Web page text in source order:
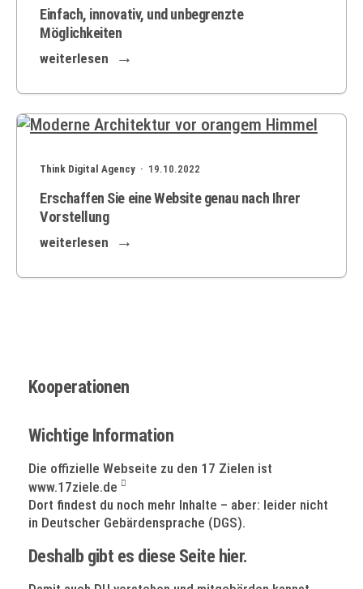
Einfach, innovativ, und unbegrenzte
Möglichkeiten
weiterlesen
Think Digital Agency · 19.10.2022
Erschaffen Sie eine Website genau nach Ihrer
Vorstellung
weiterlesen
Kooperationen
Wichtige Information
Die offizielle Webseite zu den 17 Zielen ist
www.17ziele.de
Dort findest du noch mehr Inhalte – aber: leider nicht
in Deutscher Gebärdensprache (DGS).
Deshalb gibt es diese Seite hier.